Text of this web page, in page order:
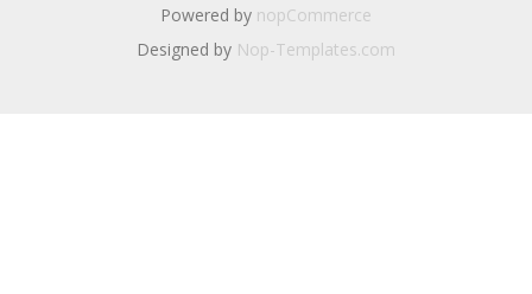
Powered by nopCommerce
Designed by Nop-Templates.com